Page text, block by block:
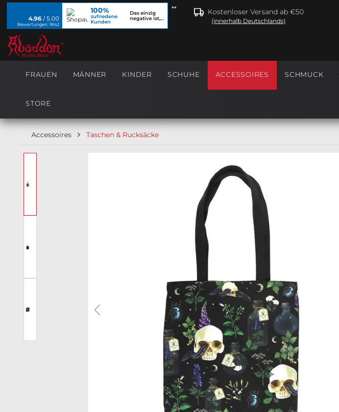
Zur Hauptnavigation springen **
4.96 / 5.00
Bewertungen: 1842
100%
zufriedene
Kunden
Das einzig
negative ist,
Kostenloser Versand ab €50
(innerhalb Deutschlands)
FRAUEN MÄNNER KINDER SCHUHE ACCESSOIRES SCHMUCK
STORE
Accessoires Taschen & Rucksäcke